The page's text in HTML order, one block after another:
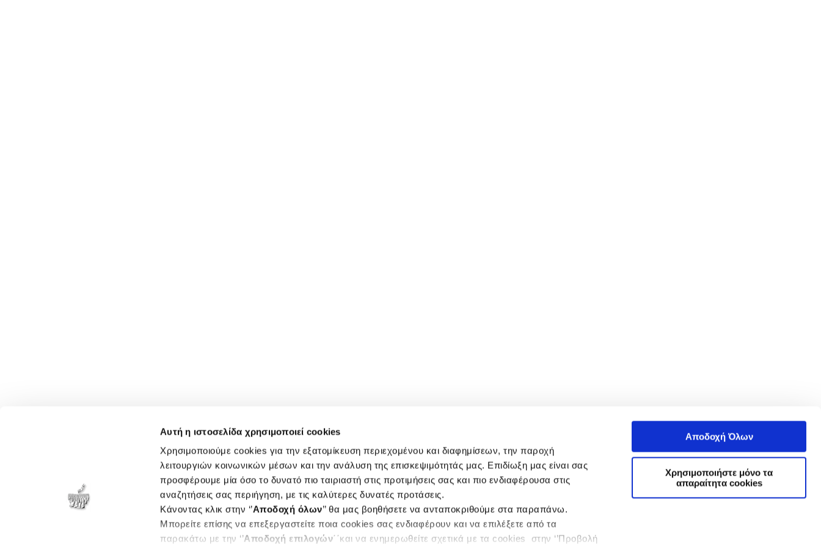
Αυτή η ιστοσελίδα χρησιμοποιεί cookies
Χρησιμοποιούμε cookies για την εξατομίκευση περιεχομένου και διαφημίσεων, την παροχή
λειτουργιών κοινωνικών μέσων και την ανάλυση της επισκεψιμότητάς μας. Επιδίωξη μας είναι σας
προσφέρουμε μία όσο το δυνατό πιο ταιριαστή στις προτιμήσεις σας και πιο ενδιαφέρουσα στις
αναζητήσεις σας περιήγηση, με τις καλύτερες δυνατές προτάσεις.
Κάνοντας κλικ στην ‘’Αποδοχή όλων’’ θα μας βοηθήσετε να ανταποκριθούμε στα παραπάνω.
Μπορείτε επίσης να επεξεργαστείτε ποια cookies σας ενδιαφέρουν και να επιλέξετε από τα
παρακάτω με την ‘’Αποδοχή επιλογών΄΄και να ενημερωθείτε σχετικά με τα cookies στην ‘’Προβολή
Αποδοχή Όλων
Χρησιμοποιήστε μόνο τα
απαραίτητα cookies